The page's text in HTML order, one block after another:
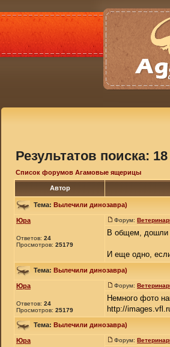
Результатов поиска: 18
Список форумов Агамовые ящерицы
Автор
Тема: Вылечили динозавра)
Юра
Ответов: 24
Просмотров: 25179
Форум:
В общем, дошли
И еще одно,
Тема: Вылечили динозавра)
Юра
Ответов: 24
Просмотров: 25179
Форум:
Немного фото
http://
Тема: Вылечили динозавра)
Юра Форум: